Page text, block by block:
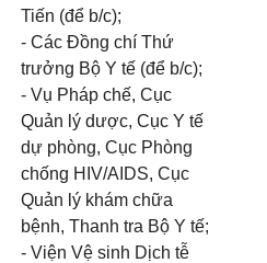
Tiến (để b/c);
- Các Đồng chí Thứ
trưởng Bộ Y tế (để b/c);
- Vụ Pháp chế, Cục
Quản lý dược, Cục Y tế
dự phòng, Cục Phòng
chống HIV/AIDS, Cục
Quản lý khám chữa
bệnh, Thanh tra Bộ Y tế;
- Viện Vệ sinh Dịch tễ